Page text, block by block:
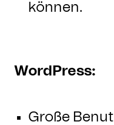
können.
WordPress:
Große